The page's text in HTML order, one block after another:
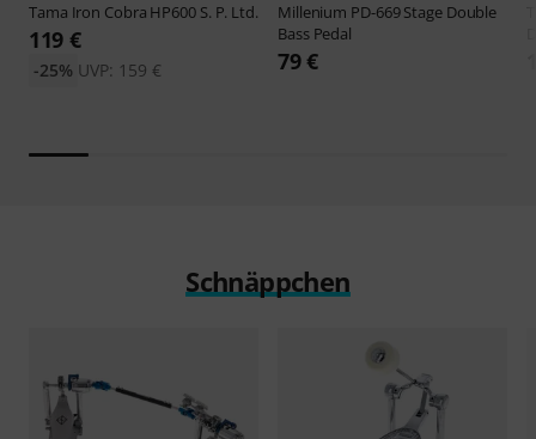
Tama Iron Cobra HP600 S. P. Ltd.
119 €
UVP: 159 €
-25%
Millenium PD-669 Stage Double
Bass Pedal
79 €
Schnäppchen